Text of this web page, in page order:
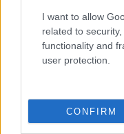
I want to allow
related to
functionality and
user protection.
CONFIRM